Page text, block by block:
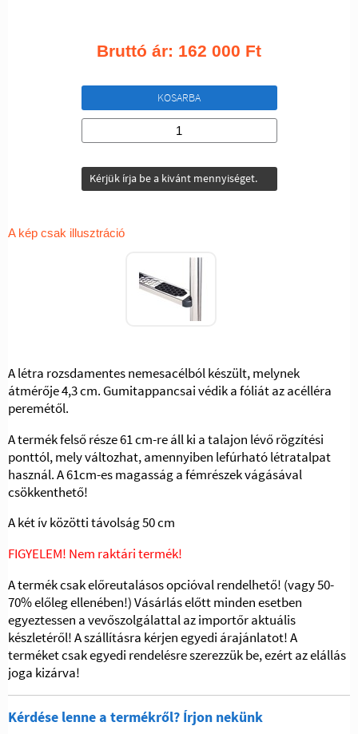
Bruttó ár: 162 000 Ft
KOSARBA
Kérjük írja be a kivánt mennyiséget.
A kép csak illusztráció
A létra rozsdamentes nemesacélból készült, melynek
átmérője 4,3 cm. Gumitappancsai védik a fóliát az acélléra
peremétől.
A termék felső része 61 cm-re áll ki a talajon lévő rögzítési
ponttól, mely változhat, amennyiben lefúrható létratalpat
használ. A 61cm-es magasság a fémrészek vágásával
csökkenthető!
A két ív közötti távolság 50 cm
FIGYELEM! Nem raktári termék!
A termék csak előreutalásos opcióval rendelhető! (vagy 50-
70% előleg ellenében!) Vásárlás előtt minden esetben
egyeztessen a vevőszolgálattal az importőr aktuális
készletéről! A szállításra kérjen egyedi árajánlatot! A
terméket csak egyedi rendelésre szerezzük be, ezért az elállás
joga kizárva!
Kérdése lenne a termékről? Írjon nekünk